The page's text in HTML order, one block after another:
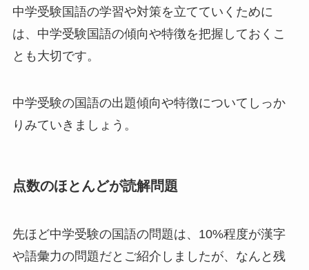
中学受験国語の学習や対策を立てていくために
は、中学受験国語の傾向や特徴を把握しておくこ
とも大切です。
中学受験の国語の出題傾向や特徴についてしっか
りみていきましょう。
点数のほとんどが読解問題
先ほど中学受験の国語の問題は、10%程度が漢字
や語彙力の問題だとご紹介しましたが、なんと残